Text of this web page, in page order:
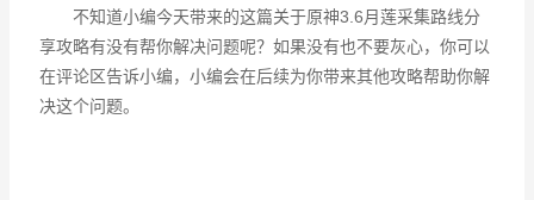
不知道小编今天带来的这篇关于原神3.6月莲采集路线分
享攻略有没有帮你解决问题呢？如果没有也不要灰心，你可以
在评论区告诉小编，小编会在后续为你带来其他攻略帮助你解
决这个问题。